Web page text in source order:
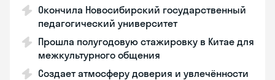
Окончила Новосибирский государственный
педагогический университет
Прошла полугодовую стажировку в Китае для
межкультурного общения
Создает атмосферу доверия и увлечённости